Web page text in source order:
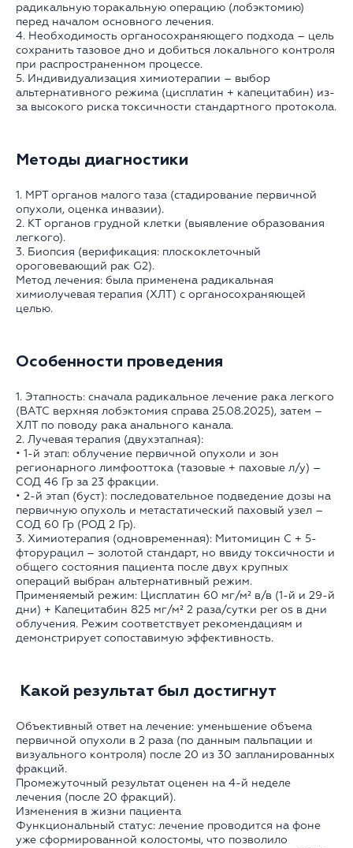
радикальную торакальную операцию (лобэктомию)
перед началом основного лечения.
4. Необходимость органосохраняющего подхода – цель
сохранить тазовое дно и добиться локального контроля
при распространенном процессе.
5. Индивидуализация химиотерапии – выбор
альтернативного режима (цисплатин + капецитабин) из-
за высокого риска токсичности стандартного протокола.
Методы диагностики
1. МРТ органов малого таза (стадирование первичной
опухоли, оценка инвазии).
2. КТ органов грудной клетки (выявление образования
легкого).
3. Биопсия (верификация: плоскоклеточный
ороговевающий рак G2).
Метод лечения: была применена радикальная
химиолучевая терапия (ХЛТ) с органосохраняющей
целью.
Особенности проведения
1. Этапность: сначала радикальное лечение рака легкого
(ВАТС верхняя лобэктомия справа 25.08.2025), затем –
ХЛТ по поводу рака анального канала.
2. Лучевая терапия (двухэтапная):
• 1-й этап: облучение первичной опухоли и зон
регионарного лимфооттока (тазовые + паховые л/у) –
СОД 46 Гр за 23 фракции.
• 2-й этап (буст): последовательное подведение дозы на
первичную опухоль и метастатический паховый узел –
СОД 60 Гр (РОД 2 Гр).
3. Химиотерапия (одновременная): Митомицин C + 5-
фторурацил – золотой стандарт, но ввиду токсичности и
общего состояния пациента после двух крупных
операций выбран альтернативный режим.
Применяемый режим: Цисплатин 60 мг/м² в/в (1-й и 29-й
дни) + Капецитабин 825 мг/м² 2 раза/сутки per os в дни
облучения. Режим соответствует рекомендациям и
демонстрирует сопоставимую эффективность.
Какой результат был достигнут
Объективный ответ на лечение: уменьшение объема
первичной опухоли в 2 раза (по данным пальпации и
визуального контроля) после 20 из 30 запланированных
фракций.
Промежуточный результат оценен на 4-й неделе
лечения (после 20 фракций).
Изменения в жизни пациента
Функциональный статус: лечение проводится на фоне
уже сформированной колостомы, что позволило